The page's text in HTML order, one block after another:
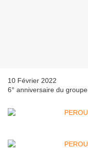
10 Février 2022
6° anniversaire du groupe